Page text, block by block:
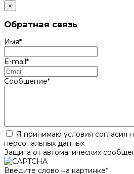
×
Обратная связь
Имя*
E-mail*
Сообщение*
Я принимаю условия согласия
персональных данных
Защита от автоматических
Введите слово на картинке*